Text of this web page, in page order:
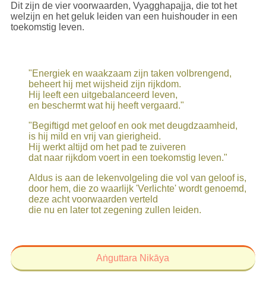
Dit zijn de vier voorwaarden, Vyagghapajja, die tot het
welzijn en het geluk leiden van een huishouder in een
toekomstig leven.
"Energiek en waakzaam zijn taken volbrengend,
beheert hij met wijsheid zijn rijkdom.
Hij leeft een uitgebalanceerd leven,
en beschermt wat hij heeft vergaard."
"Begiftigd met geloof en ook met deugdzaamheid,
is hij mild en vrij van gierigheid.
Hij werkt altijd om het pad te zuiveren
dat naar rijkdom voert in een toekomstig leven."
Aldus is aan de lekenvolgeling die vol van geloof is,
door hem, die zo waarlijk 'Verlichte' wordt genoemd,
deze acht voorwaarden verteld
die nu en later tot zegening zullen leiden.
Aṅguttara Nikāya